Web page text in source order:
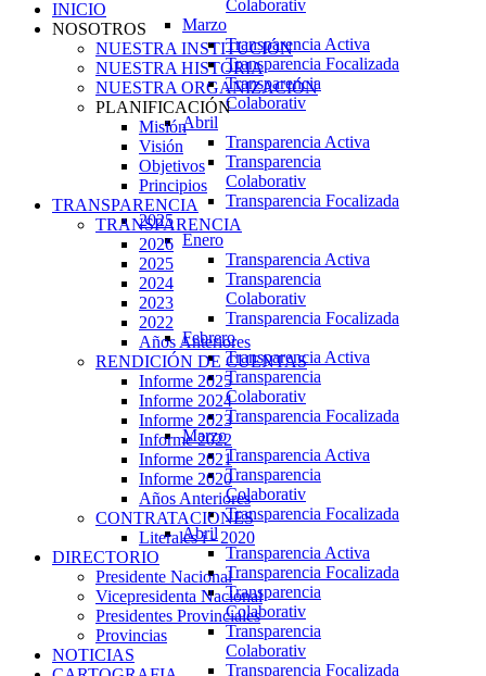
Colaborativ
Marzo
Transparencia Activa
Transparencia Focalizada
Transparencia
Colaborativ
Abril
Transparencia Activa
Transparencia
Colaborativ
Transparencia Focalizada
2025
Enero
Transparencia Activa
Transparencia
Colaborativ
Transparencia Focalizada
Febrero
Transparencia Activa
Transparencia
Colaborativ
Transparencia Focalizada
Marzo
Transparencia Activa
Transparencia
Colaborativ
Transparencia Focalizada
Abril
Transparencia Activa
Transparencia Focalizada
Transparencia
Colaborativ
Transparencia
Colaborativ
Transparencia Focalizada
INICIO
NOSOTROS
NUESTRA INSTITUCIÓN
NUESTRA HISTORIA
NUESTRA ORGANIZACIÓN
PLANIFICACIÓN
Misión
Visión
Objetivos
Principios
TRANSPARENCIA
TRANSPARENCIA
2026
2025
2024
2023
2022
Años Anteriores
RENDICIÓN DE CUENTAS
Informe 2025
Informe 2024
Informe 2023
Informe 2022
Informe 2021
Informe 2020
Años Anteriores
CONTRATACIONES
Literales i - 2020
DIRECTORIO
Presidente Nacional
Vicepresidenta Nacional
Presidentes Provinciales
Provincias
NOTICIAS